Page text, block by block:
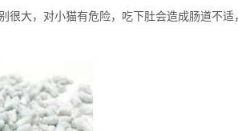
很大，对小猫有危险，吃下肚会造成肠道不